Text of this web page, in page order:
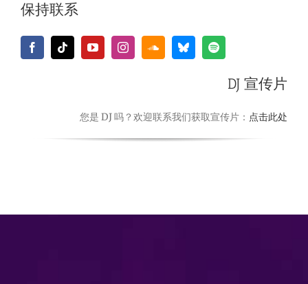
保持联系
DJ 宣传片
您是 DJ 吗？欢迎联系我们获取宣传片： 点击此处